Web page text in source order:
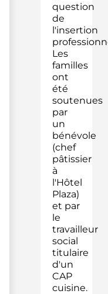
question
de
l'insertion
Les
familles
ont
été
soutenues
par
un
bénévole
(chef
pâtissier
à
l'Hôtel
Plaza)
et par
le
travailleur
social
titulaire
d'un
CAP
cuisine.